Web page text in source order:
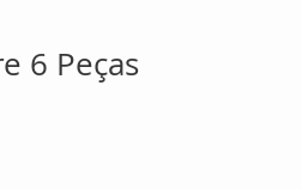
6 Peças